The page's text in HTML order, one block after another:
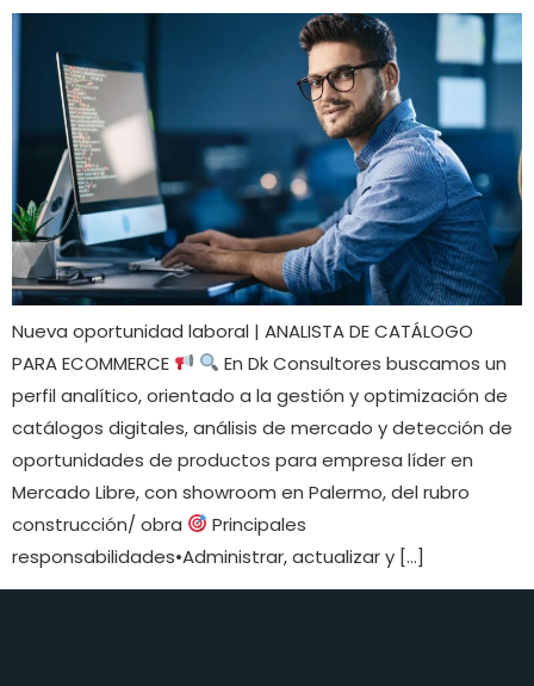
Nueva oportunidad laboral | ANALISTA DE CATÁLOGO
PARA ECOMMERCE
En Dk Consultores buscamos un
perfil analítico, orientado a la gestión y optimización de
catálogos digitales, análisis de mercado y detección de
oportunidades de productos para empresa líder en
Mercado Libre, con showroom en Palermo, del rubro
construcción/ obra
Principales
responsabilidades•Administrar, actualizar y […]